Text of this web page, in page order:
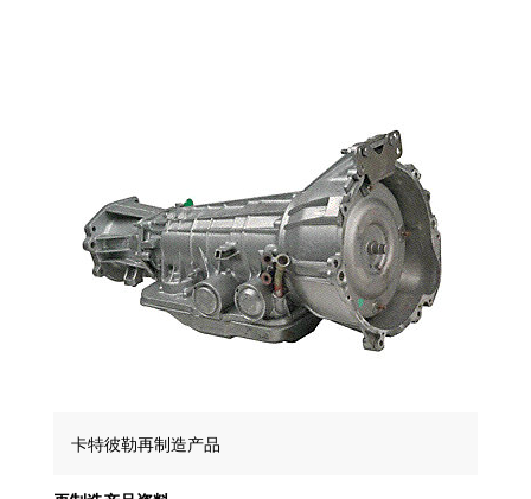
卡特彼勒再制造产品